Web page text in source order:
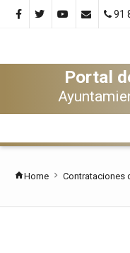
91
Portal
Home Contrataciones